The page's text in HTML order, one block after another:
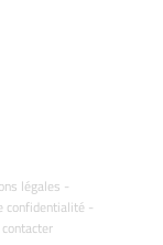
légales -
confidentialité -